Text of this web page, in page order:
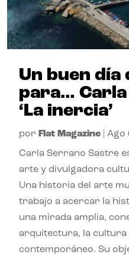
Un buen día
para…
‘La inercia’
por Flat Magazine| Ago
Carla Serrano Sastre
arte y divulgadora
Una historia del arte
trabajo a acercar la
una mirada amplia,
arquitectura, la cultura
contemporáneo. Su